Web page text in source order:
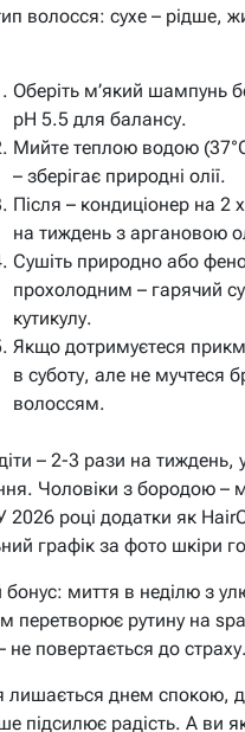
волосся: сухе – рідше,
Оберіть м’який шампунь
pH 5.5 для балансу.
Мийте теплою водою
– зберігає природні олії.
Після – кондиціонер на 2
на тиждень з аргановою
Сушіть природно або
прохолодним – гарячий
кутикулу.
Якщо дотримуєтеся
в суботу, але не мучтеся
волоссям.
– 2-3 рази на тиждень,
Чоловіки з бородою –
2026 році додатки як
графік за фото шкіри
бонус: миття в неділю з
перетворює рутину на
не повертається до страху.
лишається днем спокою,
підсилює радість. А ви